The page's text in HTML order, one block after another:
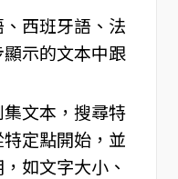
西班牙語、法
示的文本中跟
文本，搜尋特
定點開始，並
如文字大小、